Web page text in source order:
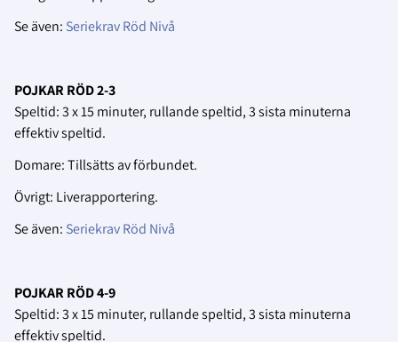
Se även: Seriekrav Röd Nivå
POJKAR RÖD 2-3
Speltid: 3 x 15 minuter, rullande speltid, 3 sista minuterna
effektiv speltid.
Domare: Tillsätts av förbundet.
Övrigt: Liverapportering.
Se även: Seriekrav Röd Nivå
POJKAR RÖD 4-9
Speltid: 3 x 15 minuter, rullande speltid, 3 sista minuterna
effektiv speltid.